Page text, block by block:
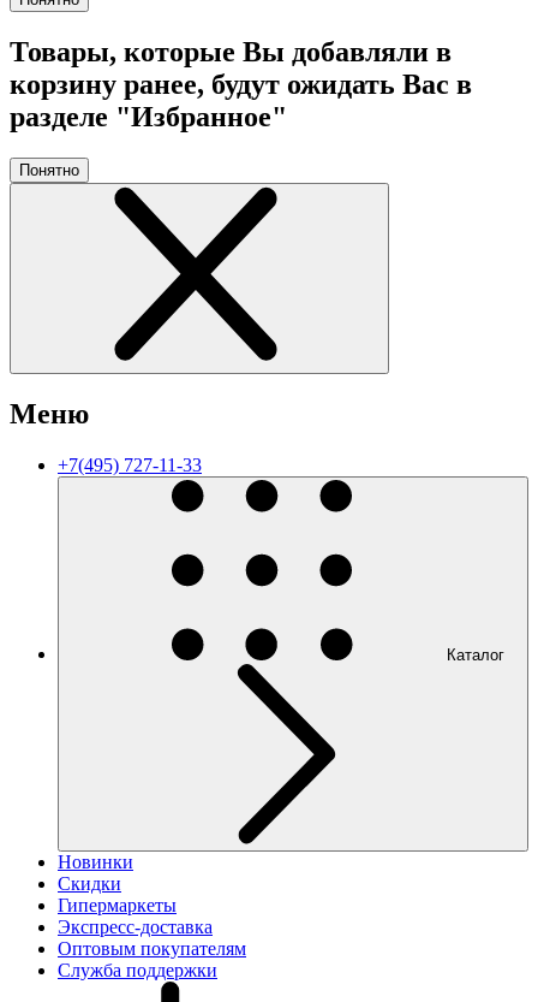
Товары, которые Вы добавляли в
корзину ранее, будут ожидать Вас в
разделе "Избранное"
Понятно
Меню
+7(495) 727-11-33
Каталог
Новинки
Скидки
Гипермаркеты
Экспресс-доставка
Оптовым покупателям
Служба поддержки